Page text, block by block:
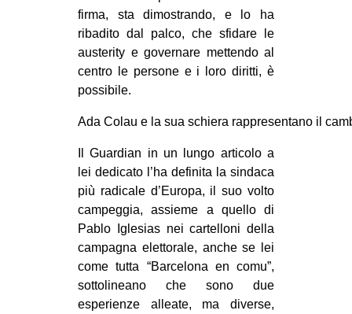
firma, sta dimostrando, e lo ha
ribadito dal palco, che sfidare le
austerity e governare mettendo al
centro le persone e i loro diritti, è
possibile.
Ada Colau e la sua schiera rappresentano il
Il Guardian in un lungo articolo a
lei dedicato l’ha definita la sindaca
più radicale d’Europa, il suo volto
campeggia, assieme a quello di
Pablo Iglesias nei cartelloni della
campagna elettorale, anche se lei
come tutta “Barcelona en comu”,
sottolineano che sono due
esperienze alleate, ma diverse,